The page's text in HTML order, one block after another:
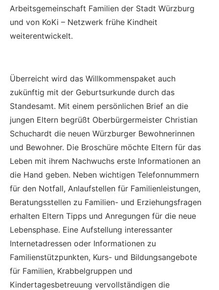
Arbeitsgemeinschaft Familien der Stadt Würzburg
und von KoKi – Netzwerk frühe Kindheit
weiterentwickelt.
Überreicht wird das Willkommenspaket auch
zukünftig mit der Geburtsurkunde durch das
Standesamt. Mit einem persönlichen Brief an die
jungen Eltern begrüßt Oberbürgermeister Christian
Schuchardt die neuen Würzburger Bewohnerinnen
und Bewohner. Die Broschüre möchte Eltern für das
Leben mit ihrem Nachwuchs erste Informationen an
die Hand geben. Neben wichtigen Telefonnummern
für den Notfall, Anlaufstellen für Familienleistungen,
Beratungsstellen zu Familien- und Erziehungsfragen
erhalten Eltern Tipps und Anregungen für die neue
Lebensphase. Eine Aufstellung interessanter
Internetadressen oder Informationen zu
Familienstützpunkten, Kurs- und Bildungsangebote
für Familien, Krabbelgruppen und
Kindertagesbetreuung vervollständigen die